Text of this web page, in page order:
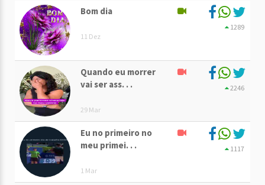
Bom dia
11 Dez
1289
Quando eu morrer
vai ser ass. . .
29 Mar
2246
Eu no primeiro no
meu primei. . .
1 Mar
1117